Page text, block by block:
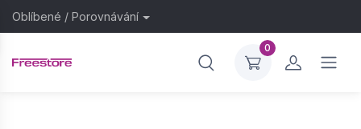
Oblíbené / Porovnávání
0